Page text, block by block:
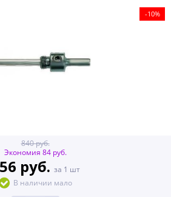
-10%
840 руб.
Экономия 84 руб.
руб. за 1 шт
В наличии мало